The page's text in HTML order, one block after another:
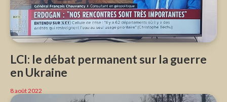
LCI: le débat permanent sur la guerre
en Ukraine
8 août 2022